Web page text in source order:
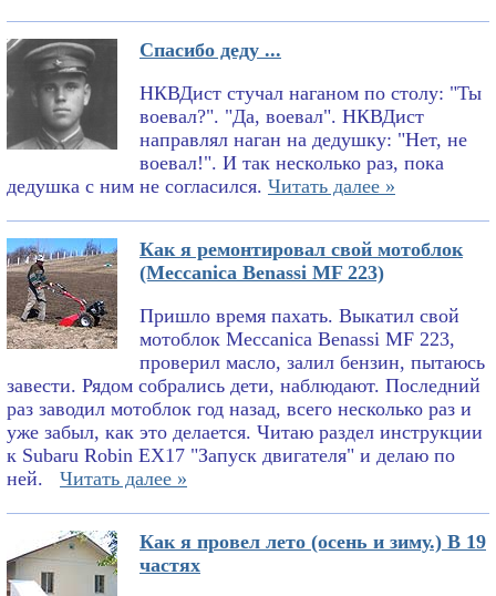
Спасибо деду ...
НКВДист стучал наганом по столу: "Ты
воевал?". "Да, воевал". НКВДист
направлял наган на дедушку: "Нет, не
воевал!". И так несколько раз, пока
дедушка с ним не согласился. Читать далее »
Как я ремонтировал свой мотоблок
(Meccanica Benassi MF 223)
Пришло время пахать. Выкатил свой
мотоблок Meccanica Benassi MF 223,
проверил масло, залил бензин, пытаюсь
завести. Рядом собрались дети, наблюдают. Последний
раз заводил мотоблок год назад, всего несколько раз и
уже забыл, как это делается. Читаю раздел инструкции
к Subaru Robin EX17 "Запуск двигателя" и делаю по
ней.
Читать далее »
Как я провел лето (осень и зиму.) В 19
частях